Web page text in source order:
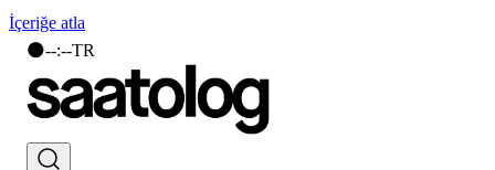
İçeriğe atla
🌑--:--TR